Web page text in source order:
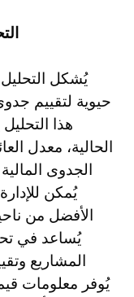
يُشكل التحليل
حيوية لتقييم
هذا
الحالية، معدل
الجدوى
يُمكن
الأفضل من
يُساعد في
المشاريع
يُوفر معلومات